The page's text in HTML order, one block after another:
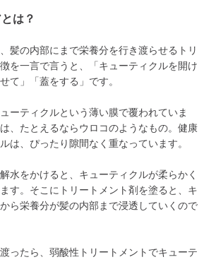
は？
髪の内部にまで栄養分を行き渡らせるトリ
を一言で言うと、「キューティクルを開け
て」「蓋をする」です。
ーティクルという薄い膜で覆われていま
、たとえるならウロコのようなもの。健康
は、ぴったり隙間なく重なっています。
水をかけると、キューティクルが柔らかく
す。そこにトリートメント剤を塗ると、キ
ら栄養分が髪の内部まで浸透していくので
ったら、弱酸性トリートメントでキューテ